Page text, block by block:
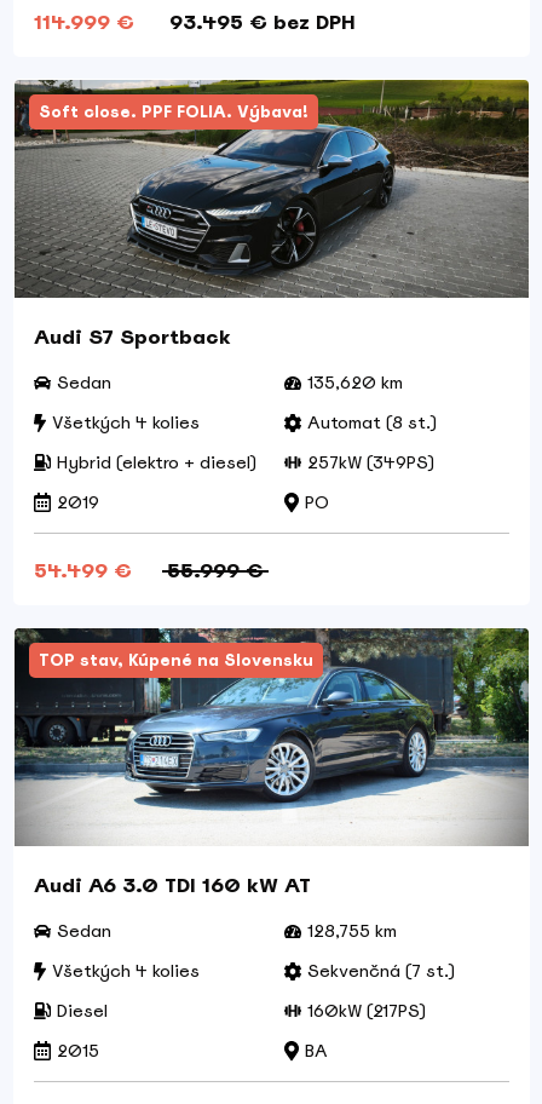
114.999 € 93.495 € bez DPH
Soft close. PPF FOLIA. Výbava!
Audi S7 Sportback
Sedan
135,620 km
Všetkých 4 kolies
Automat (8 st.)
Hybrid (elektro + diesel)
257kW (349PS)
2019
PO
54.499 € 55.999 €
TOP stav, Kúpené na Slovensku
Audi A6 3.0 TDI 160 kW AT
Sedan
128,755 km
Všetkých 4 kolies
Sekvenčná (7 st.)
Diesel
160kW (217PS)
2015
BA